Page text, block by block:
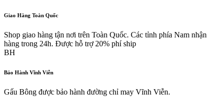
Giao Hàng Toàn Quốc
Shop giao hàng tận nơi trên Toàn Quốc. Các tỉnh phía Nam nhận
hàng trong 24h. Được hỗ trợ 20% phí ship
BH
Bảo Hành Vĩnh Viễn
Gấu Bông được bảo hành đường chỉ may Vĩnh Viễn.